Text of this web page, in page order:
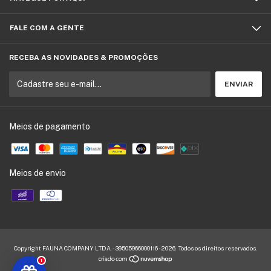
FALE COM A GENTE
RECEBA AS NOVIDADES & PROMOÇÕES
Meios de pagamento
Meios de envio
Copyright FAUNA COMPANY LTDA. - 39505966000116 - 2026. Todos os direitos reservados.
1